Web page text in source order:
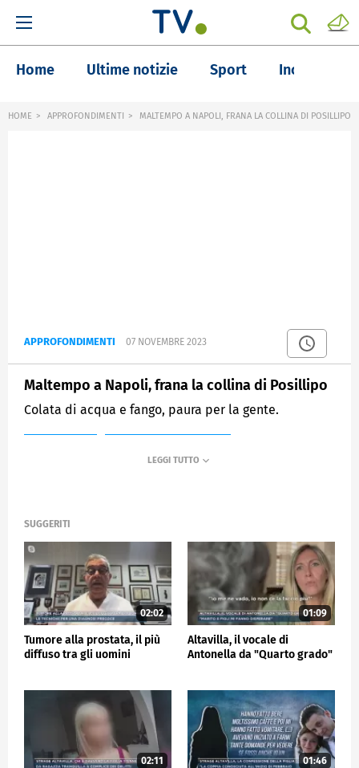
Home Ultime notizie Sport Inchieste
HOME APPROFONDIMENTI MALTEMPO A NAPOLI, FRANA LA COLLINA DI POSILLIPO
APPROFONDIMENTI 07 NOVEMBRE 2023
Maltempo a Napoli, frana la collina di Posillipo
Colata di acqua e fango, paura per la gente.
SUGGERITI
02:02
Tumore alla prostata, il più
diffuso tra gli uomini
01:09
Altavilla, il vocale di
Antonella da "Quarto grado"
02:11 01:46